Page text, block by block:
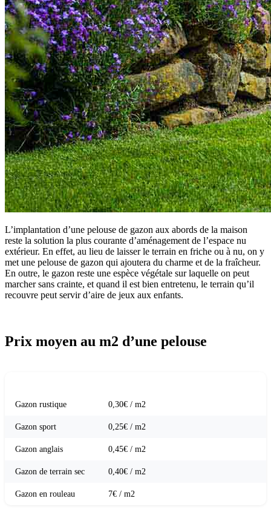
L’implantation d’une pelouse de gazon aux abords de la maison
reste la solution la plus courante d’aménagement de l’espace nu
extérieur. En effet, au lieu de laisser le terrain en friche ou à nu, on y
met une pelouse de gazon qui ajoutera du charme et de la fraîcheur.
En outre, le gazon reste une espèce végétale sur laquelle on peut
marcher sans crainte, et quand il est bien entretenu, le terrain qu’il
recouvre peut servir d’aire de jeux aux enfants.
Prix moyen au m2 d’une pelouse
Gazon rustique 0,30€ / m2
Gazon sport 0,25€ / m2
Gazon anglais 0,45€ / m2
Gazon de terrain sec 0,40€ / m2
Gazon en rouleau 7€ / m2